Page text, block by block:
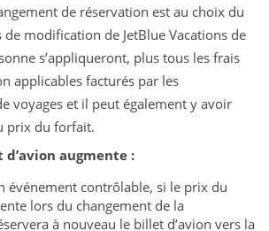
de réservation est au choix du
de modification de JetBlue Vacations de
s’appliqueront, plus tous les frais
applicables facturés par les
voyages et il peut également y avoir
prix du forfait.
augmente :
événement contrôlable, si le prix du
lors du changement de la
à nouveau le billet d’avion vers la